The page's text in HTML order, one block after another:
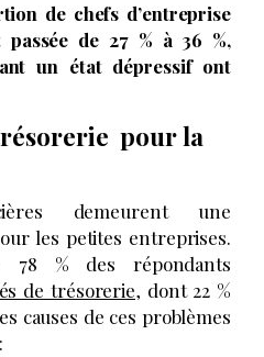
de chefs d’entreprise
passée de 27 % à 36 %,
un état dépressif ont
pour la
demeurent une
les petites entreprises.
78 % des répondants
de trésorerie, dont 22 %
causes de ces problèmes